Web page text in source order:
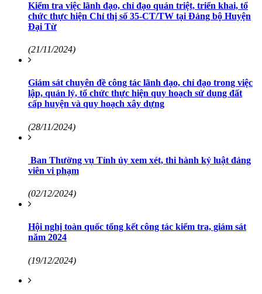
Kiểm tra việc lãnh đạo, chỉ đạo quán triệt, triển khai, tổ
chức thực hiện Chỉ thị số 35-CT/TW tại Đảng bộ Huyện
Đại Từ
(21/11/2024)
Giám sát chuyên đề công tác lãnh đạo, chỉ đạo trong việc
lập, quản lý, tổ chức thực hiện quy hoạch sử dụng đất
cấp huyện và quy hoạch xây dựng
(28/11/2024)
Ban Thường vụ Tỉnh ủy xem xét, thi hành kỷ luật đảng
viên vi phạm
(02/12/2024)
Hội nghị toàn quốc tổng kết công tác kiểm tra, giám sát
năm 2024
(19/12/2024)